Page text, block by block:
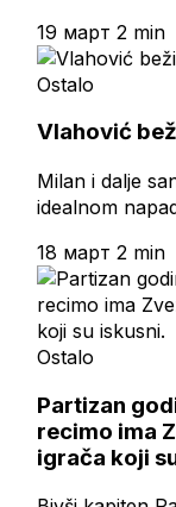
19 март 2 min
Ostalo
Vlahović
Milan i dalje
idealnom
18 март 2 min
Ostalo
Partizan
recimo ima
igrača koji